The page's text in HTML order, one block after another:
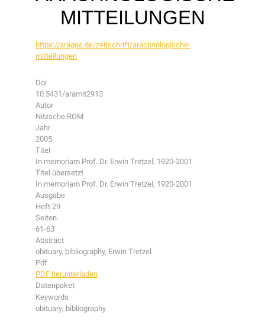
MITTEILUNGEN
https://arages.de/zeitschrift/arachnologische-
mitteilungen
Doi
10.5431/aramit2913
Autor
Nitzsche ROM
Jahr
2005
Titel
In memoriam Prof. Dr. Erwin Tretzel, 1920-2001
Titel übersetzt
In memoriam Prof. Dr. Erwin Tretzel, 1920-2001
Ausgabe
Heft 29
Seiten
61-63
Abstract
obituary, bibliography, Erwin Tretzel
Pdf
PDF herunterladen
Datenpaket
Keywords
obituary; bibliography